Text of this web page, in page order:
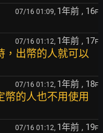
07/16 01:09, 1年前 , 16F
07/16 01:12, 1年前 , 17F
，出幣的人就可以
07/16 01:12, 1年前 , 18F
幣的人也不用使用
07/16 01:12, 1年前 , 19F